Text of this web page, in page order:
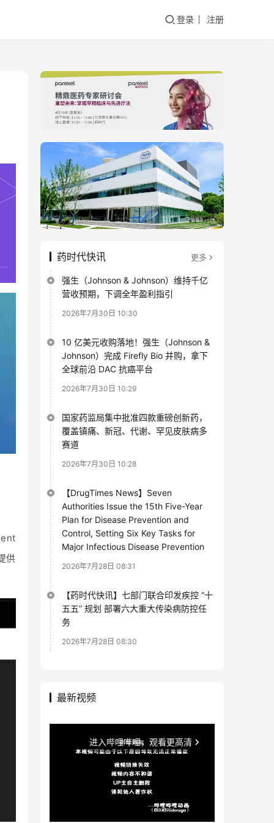
登录 注册
供
药时代快讯 更多
强生（Johnson & Johnson）维持千亿
营收预期，下调全年盈利指引
2026年7月30日 10:30
10 亿美元收购落地！强生（Johnson &
Johnson）完成 Firefly Bio 并购，拿下
全球前沿 DAC 抗癌平台
2026年7月30日 10:29
国家药监局集中批准四款重磅创新药，
覆盖镇痛、新冠、代谢、罕见皮肤病多
赛道
2026年7月30日 10:28
【DrugTimes News】Seven
Authorities Issue the 15th Five-Year
Plan for Disease Prevention and
Control, Setting Six Key Tasks for
Major Infectious Disease Prevention
2026年7月28日 08:31
【药时代快讯】七部门联合印发疾控 “十
五五” 规划 部署六大重大传染病防控任
务
2026年7月28日 08:30
最新视频